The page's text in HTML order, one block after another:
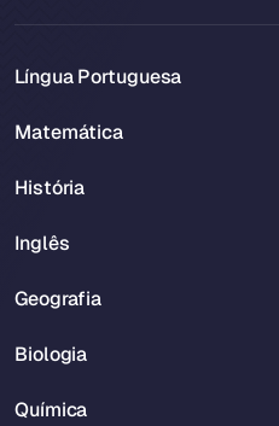
Língua Portuguesa
Matemática
História
Inglês
Geografia
Biologia
Química